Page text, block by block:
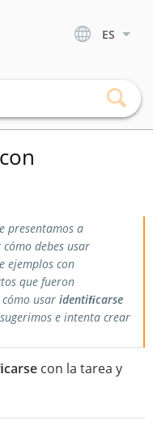
ES
presentamos a
debes usar
ejemplos con
que fueron
usar identiﬁcarse
e intenta crear
con la tarea y